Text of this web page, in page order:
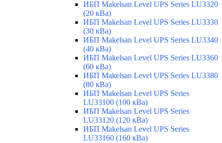
ИБП Makelsan Level UPS Series LU3320
(20 кВа)
ИБП Makelsan Level UPS Series LU3330
(30 кВа)
ИБП Makelsan Level UPS Series LU3340
(40 кВа)
ИБП Makelsan Level UPS Series LU3360
(60 кВа)
ИБП Makelsan Level UPS Series LU3380
(80 кВа)
ИБП Makelsan Level UPS Series
LU33100 (100 кВа)
ИБП Makelsan Level UPS Series
LU33120 (120 кВа)
ИБП Makelsan Level UPS Series
LU33160 (160 кВа)